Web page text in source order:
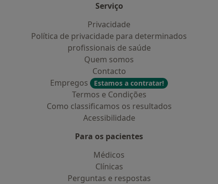
Serviço
Privacidade
Política de privacidade para determinados
profissionais de saúde
Quem somos
Contacto
Empregos
Estamos a contratar!
Termos e Condições
Como classificamos os resultados
Acessibilidade
Para os pacientes
Médicos
Clínicas
Perguntas e respostas